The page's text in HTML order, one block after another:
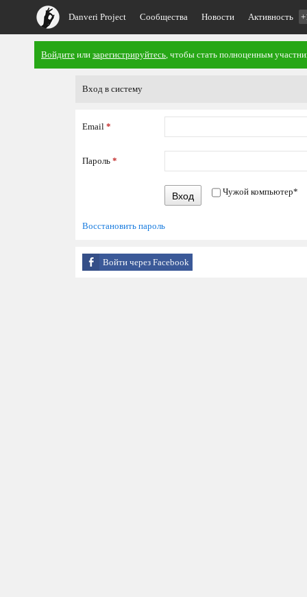
Danveri Project Сообщества Новости Активность
Войдите или зарегистрируйтесь, чтобы стать полноценным
Вход в систему
Email *
Пароль *
Вход Чужой компьютер*
Восстановить пароль
Войти через Facebook